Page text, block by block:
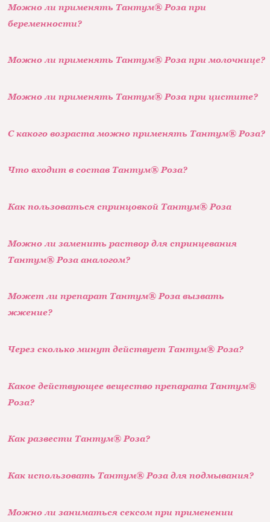
Можно ли применять Тантум® Роза при
беременности?
Можно ли применять Тантум® Роза при молочнице?
Можно ли применять Тантум® Роза при цистите?
С какого возраста можно применять Тантум® Роза?
Что входит в состав Тантум® Роза?
Как пользоваться спринцовкой Тантум® Роза
Можно ли заменить раствор для спринцевания
Тантум® Роза аналогом?
Может ли препарат Тантум® Роза вызвать
жжение?
Через сколько минут действует Тантум® Роза?
Какое действующее вещество препарата Тантум®
Роза?
Как развести Тантум® Роза?
Как использовать Тантум® Роза для подмывания?
Можно ли заниматься сексом при применении